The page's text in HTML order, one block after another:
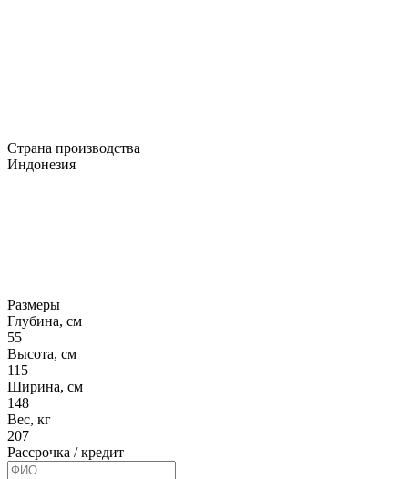
Страна производства
Индонезия
Размеры
Глубина, см
55
Высота, см
115
Ширина, см
148
Вес, кг
207
Рассрочка / кредит